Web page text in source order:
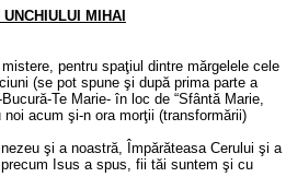
MIHAI
pentru spaţiul dintre mărgelele cele
(se pot spune şi după prima parte a
Te Marie- în loc de “Sfântă Marie,
acum şi-n ora morţii (transformării)
şi a noastră, Împărăteasa Cerului şi a
Isus a spus, fii tăi suntem şi cu